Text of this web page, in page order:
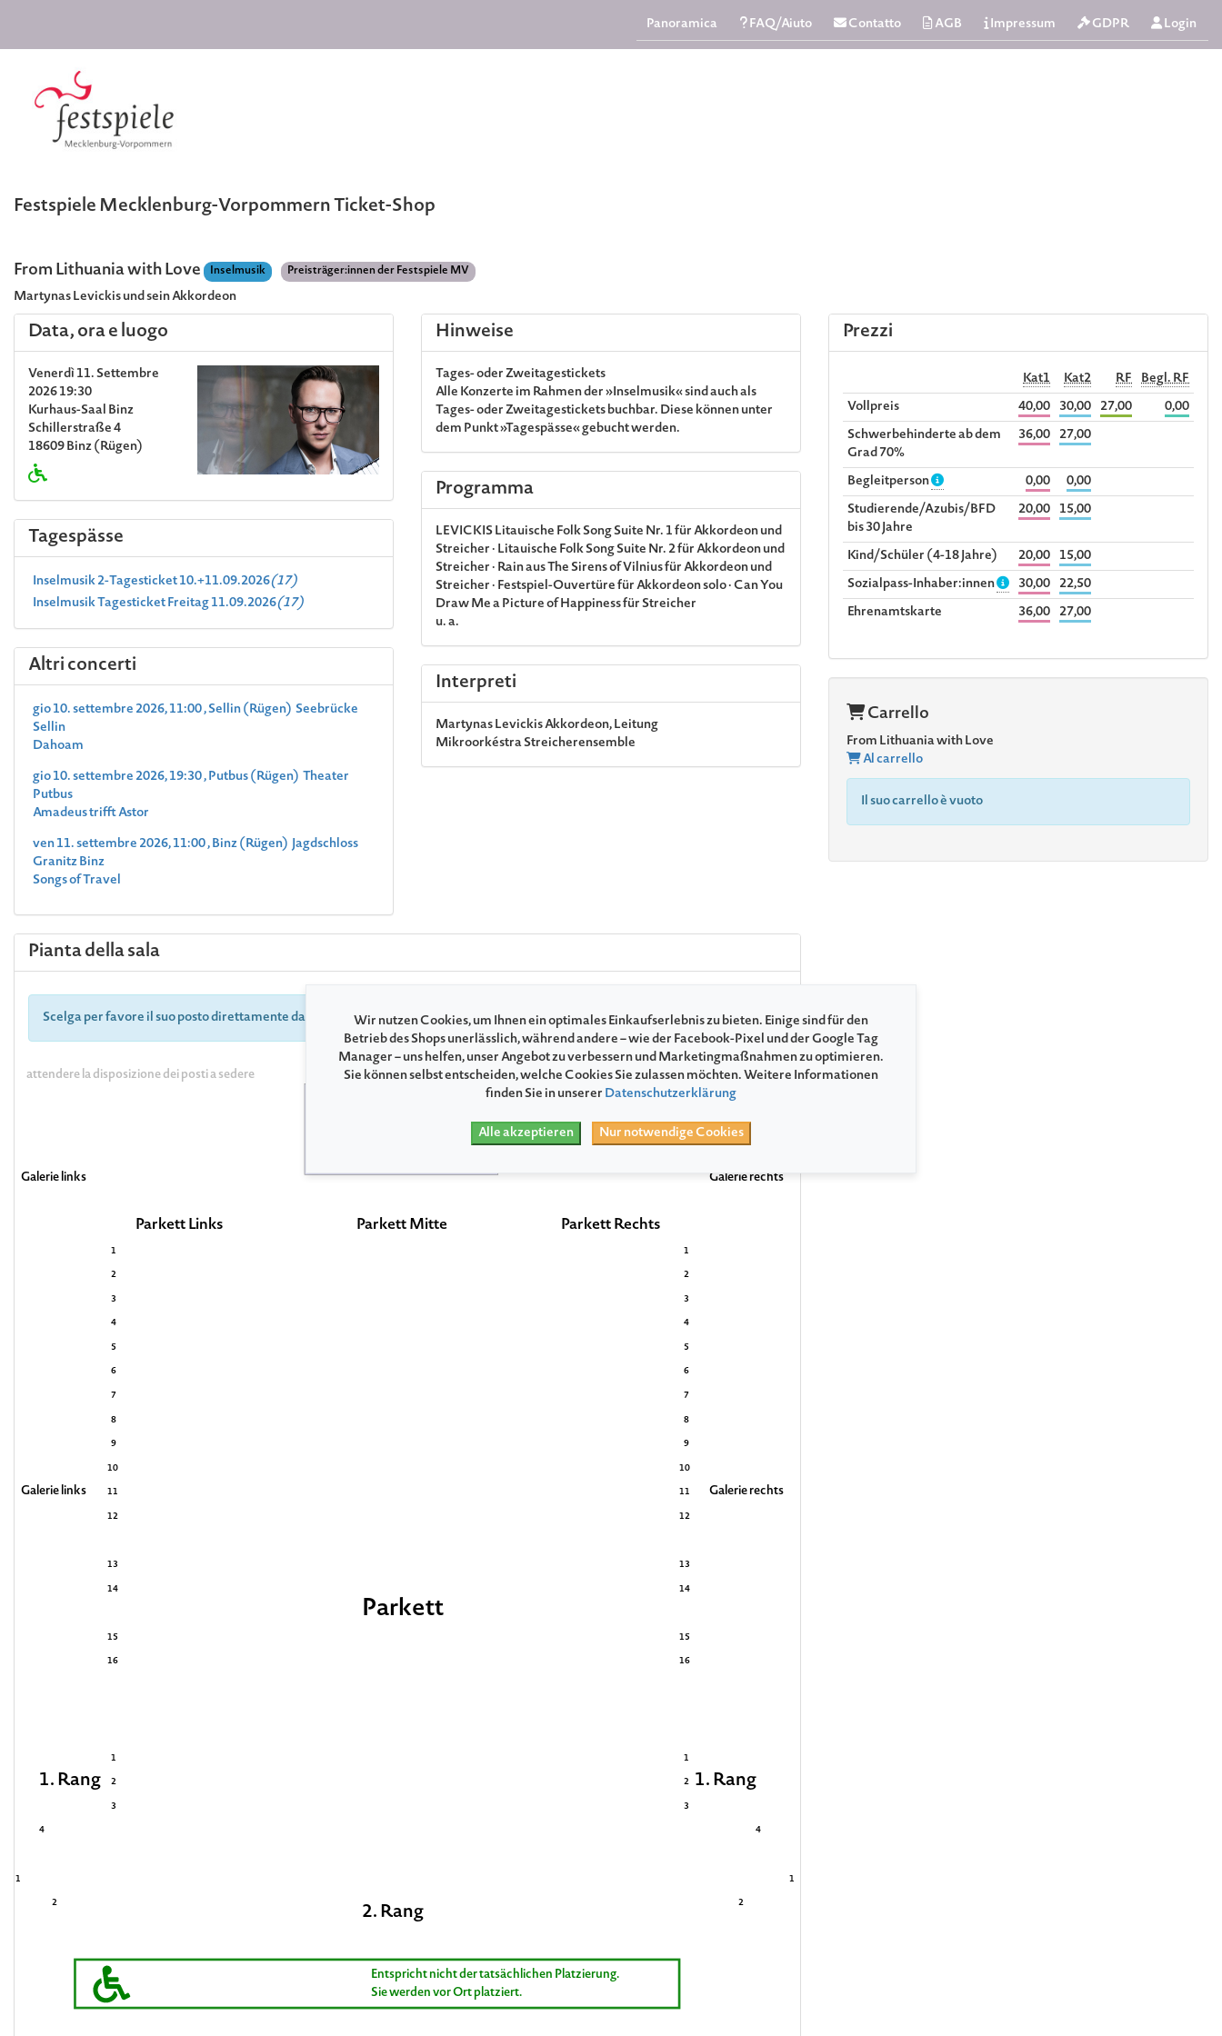
Panoramica FAQ/Aiuto Contatto AGB Impressum GDPR Login
Festspiele Mecklenburg-Vorpommern Ticket-Shop
From Lithuania with Love Inselmusik Preisträger:innen der Festspiele MV
Martynas Levickis und sein Akkordeon
Data, ora e luogo
Venerdì 11. Settembre
2026 19:30
Kurhaus-Saal Binz
Schillerstraße 4
18609 Binz (Rügen)
Tagespässe
Inselmusik 2-Tagesticket 10.+11.09.2026(17)
Inselmusik Tagesticket Freitag 11.09.2026(17)
Altri concerti
gio 10. settembre 2026, 11:00 , Sellin (Rügen) Seebrücke
Sellin
Dahoam
gio 10. settembre 2026, 19:30 , Putbus (Rügen) Theater
Putbus
Amadeus trifft Astor
ven 11. settembre 2026, 11:00 , Binz (Rügen) Jagdschloss
Granitz Binz
Songs of Travel
Hinweise
Tages- oder Zweitagestickets
Alle Konzerte im Rahmen der »Inselmusik« sind auch als
Tages- oder Zweitagestickets buchbar. Diese können unter
dem Punkt »Tagespässe« gebucht werden.
Programma
LEVICKISLitauische Folk Song Suite Nr. 1 für Akkordeon und
Streicher · Litauische Folk Song Suite Nr. 2 für Akkordeon und
Streicher · Rain aus The Sirens of Vilnius für Akkordeon und
Streicher· Festspiel-Ouvertüre für Akkordeon solo ·Can You
Draw Me a Picture of Happiness für Streicher
u. a.
Interpreti
Martynas LevickisAkkordeon, Leitung
MikroorkéstraStreicherensemble
Prezzi
Kat1 Kat2 RF
Begl. RF
Vollpreis
40,00 30,00 27,00
0,00
Schwerbehinderte ab dem
Grad 70%
36,00 27,00
Begleitperson 0,00
0,00
Studierende/Azubis/BFD
bis 30 Jahre
20,00 15,00
Kind/Schüler (4-18 Jahre) 20,00
15,00
Sozialpass-Inhaber:innen
30,00
22,50
Ehrenamtskarte
36,00 27,00
Carrello
From Lithuania with Love
Al carrello
Il suo carrello è vuoto
Pianta della sala
Scelga per favore il suo posto direttamente dalla pianta delle sala.
attendere la disposizione dei posti a sedere
Parkett
Galerie links
Galerie rechts
Galerie links
Galerie rechts
Parkett Links Parkett Mitte Parkett Rechts
1. Rang 1. Rang
2. Rang
Entspricht nicht der tatsächlichen Platzierung.
Sie werden vor Ort platziert.
1
2
3
4
5
6
7
8
9
10
11
12
13
14
15
16
1
2
3
4
1
2
1
2
3
4
5
6
7
8
9
10
11
12
13
14
15
16
1
2
3
4
1
2
Wir nutzen Cookies, um Ihnen ein optimales Einkaufserlebnis zu bieten. Einige sind für den
Betrieb des Shops unerlässlich, während andere – wie der Facebook-Pixel und der Google Tag
Manager – uns helfen, unser Angebot zu verbessern und Marketingmaßnahmen zu optimieren.
Sie können selbst entscheiden, welche Cookies Sie zulassen möchten. Weitere Informationen
finden Sie in unserer Datenschutzerklärung
Alle akzeptieren Nur notwendige Cookies